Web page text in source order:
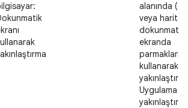
alanında
veya harita)
dokunmatik
ekranda
kullanarak
yakınlaştırın.
Uygulama